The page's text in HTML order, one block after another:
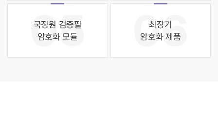
05
국정원 검증필
암호화 모듈
06
최장기
암호화 제품